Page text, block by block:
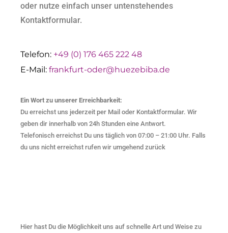
oder nutze einfach unser untenstehendes
Kontaktformular.
Telefon: +49 (0) 176 465 222 48
E-Mail: frankfurt-oder@huezebiba.de
Ein Wort zu unserer Erreichbarkeit:
Du erreichst uns jederzeit per Mail oder Kontaktformular. Wir
geben dir innerhalb von 24h Stunden eine Antwort.
Telefonisch erreichst Du uns täglich von 07:00 – 21:00 Uhr. Falls
du uns nicht erreichst rufen wir umgehend zurück
Hier hast Du die Möglichkeit uns auf schnelle Art und Weise zu